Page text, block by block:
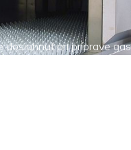
pri príprave